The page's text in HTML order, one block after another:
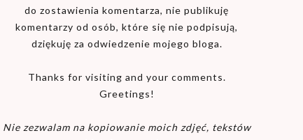
do zostawienia komentarza, nie publikuję
komentarzy od osób, które się nie podpisują,
dziękuję za odwiedzenie mojego bloga.
Thanks for visiting and your comments.
Greetings!
Nie zezwalam na kopiowanie moich zdjęć, tekstów